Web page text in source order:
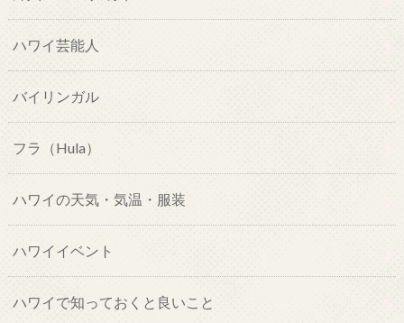
ハワイ芸能人
バイリンガル
フラ（Hula）
ハワイの天気・気温・服装
ハワイイベント
ハワイで知っておくと良いこと